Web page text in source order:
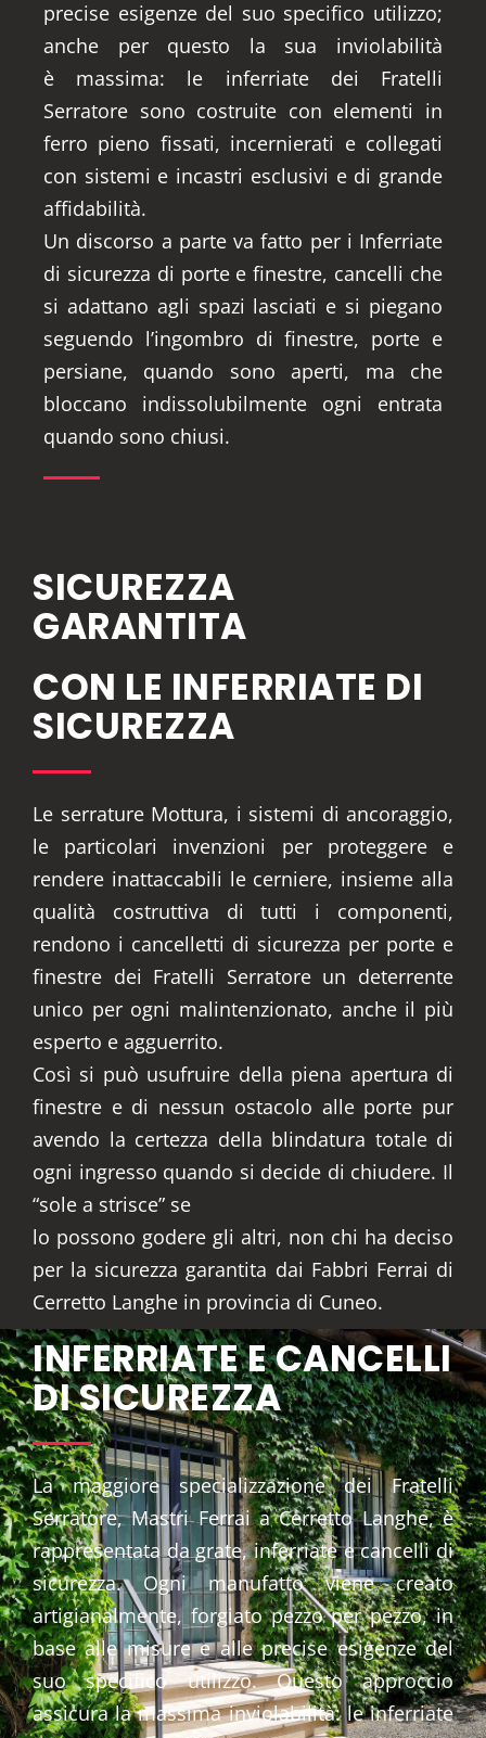
precise esigenze del suo specifico utilizzo;
anche per questo la sua inviolabilità
è massima: le inferriate dei Fratelli
Serratore sono costruite con elementi in
ferro pieno fissati, incernierati e collegati
con sistemi e incastri esclusivi e di grande
affidabilità.
Un discorso a parte va fatto per i Inferriate
di sicurezza di porte e finestre, cancelli che
si adattano agli spazi lasciati e si piegano
seguendo l’ingombro di finestre, porte e
persiane, quando sono aperti, ma che
bloccano indissolubilmente ogni entrata
quando sono chiusi.
SICUREZZA
GARANTITA
CON LE INFERRIATE DI
SICUREZZA
Le serrature Mottura, i sistemi di ancoraggio,
le particolari invenzioni per proteggere e
rendere inattaccabili le cerniere, insieme alla
qualità costruttiva di tutti i componenti,
rendono i cancelletti di sicurezza per porte e
finestre dei Fratelli Serratore un deterrente
unico per ogni malintenzionato, anche il più
esperto e agguerrito.
Così si può usufruire della piena apertura di
finestre e di nessun ostacolo alle porte pur
avendo la certezza della blindatura totale di
ogni ingresso quando si decide di chiudere. Il
“sole a strisce” se
lo possono godere gli altri, non chi ha deciso
per la sicurezza garantita dai Fabbri Ferrai di
Cerretto Langhe in provincia di Cuneo.
INFERRIATE E CANCELLI
DI SICUREZZA
La maggiore specializzazione dei Fratelli
Serratore, Mastri Ferrai a Cerretto Langhe, è
rappresentata da grate, inferriate e cancelli di
sicurezza. Ogni manufatto viene creato
artigianalmente, forgiato pezzo per pezzo, in
base alle misure e alle precise esigenze del
suo specifico utilizzo. Questo approccio
assicura la massima inviolabilità: le inferriate